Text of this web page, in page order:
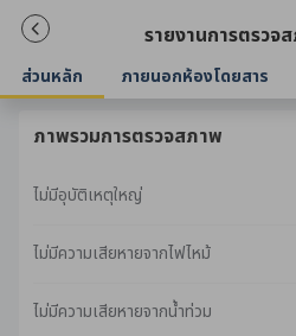
รายงานการตรวจ
ส่วนหลัก ภายนอกห้องโดยสาร
ภาพรวมการตรวจสภาพ
ไม่มีอุบัติเหตุใหญ่
ไม่มีความเสียหายจากไฟไหม้
ไม่มีความเสียหายจากน้ำท่วม